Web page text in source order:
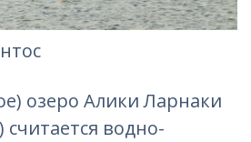
озеро Алики Ларнаки
водно-